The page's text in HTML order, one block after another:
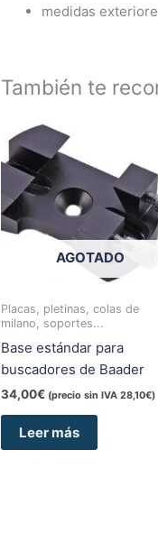
medidas
También te
AGOTADO
Placas, pletinas, colas de
milano, soportes...
Base estándar para
buscadores de Baader
34,00€ (precio sin IVA 28,10€)
Leer más